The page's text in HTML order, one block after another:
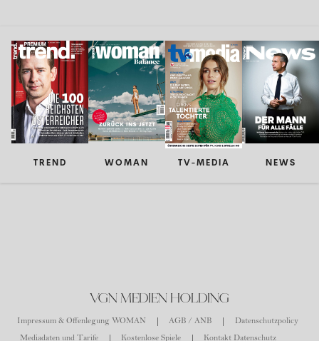
TREND WOMAN TV-MEDIA NEWS
VGN MEDIEN HOLDING
Impressum & Offenlegung WOMAN AGB / ANB
Datenschutzpolicy
Mediadaten und Tarife
Kostenlose Spiele Kontakt Datenschutz